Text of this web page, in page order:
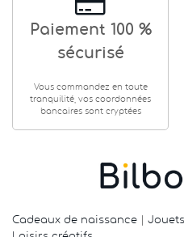
Paiement 100 %
sécurisé
Vous commandez en toute
tranquilité, vos coordonnées
bancaires sont cryptées
Cadeaux de naissance